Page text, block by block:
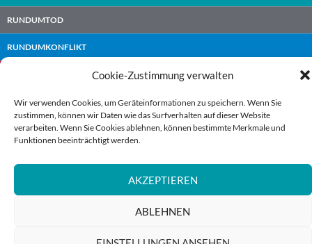
Cookie-Zustimmung verwalten
Wir verwenden Cookies, um Geräteinformationen zu speichern. Wenn Sie
zustimmen, können wir Daten wie das Surfverhalten auf dieser Website
verarbeiten. Wenn Sie Cookies ablehnen, können bestimmte Merkmale und
Funktionen beeinträchtigt werden.
AKZEPTIEREN
ABLEHNEN
RUNDUMTOD
RUNDUMKONFLIKT
RUNDUMPOLITIK
RUNDUMFAMILIE